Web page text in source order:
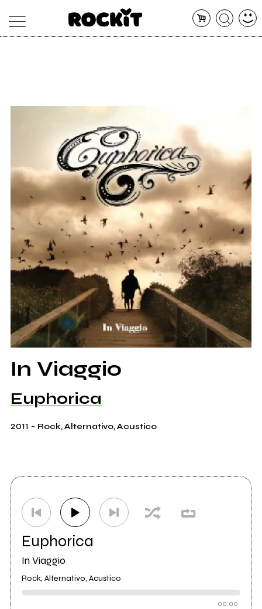
CONCERTI
RADIO
In Viaggio
Euphorica
2011 - Rock, Alternativo, Acustico
Euphorica
In Viaggio
Rock, Alternativo, Acustico
00:00